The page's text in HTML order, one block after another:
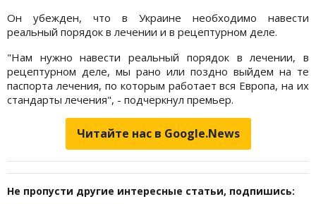
Он убежден, что в Украине необходимо навести
реальный порядок в лечении и в рецептурном деле.
"Нам нужно навести реальный порядок в лечении, в
рецептурном деле, мы рано или поздно выйдем на те
паспорта лечения, по которым работает вся Европа, на их
стандарты лечения", - подчеркнул премьер.
Читайте нас в Google.News
Не пропусти другие интересные статьи, подпишись: